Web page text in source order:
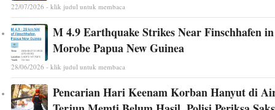
22/07/2026 - klik judul untuk membaca
M 4.9 Earthquake Strikes Near Finschhafen in
Morobe Papua New Guinea
28/06/2026 - klik judul untuk membaca
Pencarian Hari Keenam Korban Hanyut di